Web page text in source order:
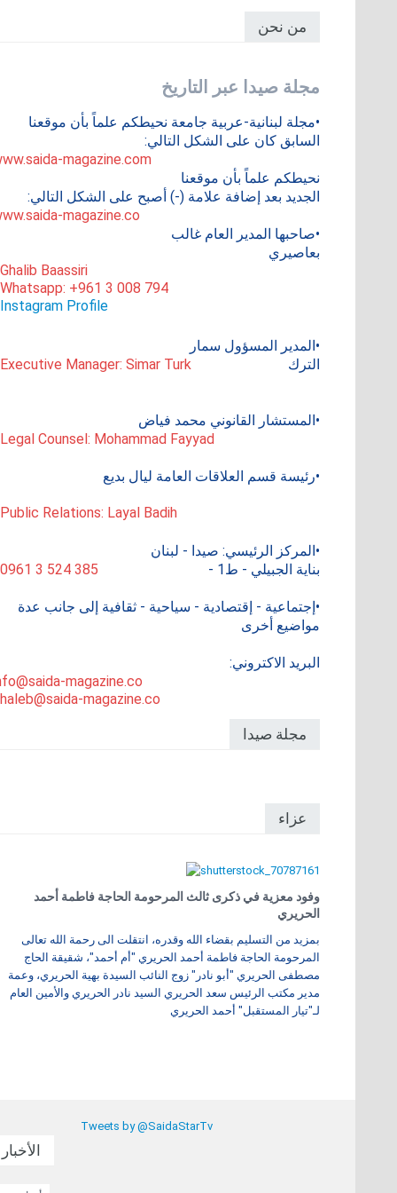
من نحن
مجلة صيدا عبر التاريخ
•مجلة لبنانية-عربية جامعة نحيطكم علماً بأن موقعنا
السابق كان على الشكل التالي:
magazine.com
نحيطكم علماً بأن موقعنا
الجديد بعد إضافة علامة (-) أصبح على الشكل التالي:
magazine.co
•صاحبها المدير العام غالب
بعاصيري
Ghalib Baassiri
Whatsapp: +961 3 008 794
Instagram Profile
•المدير المسؤول سمار
الترك
Executive Manager: Simar Turk
•المستشار القانوني محمد فياض
Legal Counsel: Mohammad Fayyad
•رئيسة قسم العلاقات العامة ليال بديع
Public Relations: Layal Badih
•المركز الرئيسي: صيدا - لبنان
بناية الجبيلي - ط1 -
3 524 385
•إجتماعية - إقتصادية - سياحية - ثقافية إلى جانب عدة
مواضيع أخرى
البريد الاكتروني:
magazine.co
magazine.co
مجلة صيدا
عزاء
وفود معزية في ذكرى ثالث المرحومة الحاجة فاطمة أحمد
الحريري
بمزيد من التسليم بقضاء الله وقدره، انتقلت الى رحمة الله تعالى
المرحومة الحاجة فاطمة أحمد الحريري "أم أحمد"، شقيقة الحاج
مصطفى الحريري "أبو نادر" زوج النائب السيدة بهية الحريري، وعمة
مدير مكتب الرئيس سعد الحريري السيد نادر الحريري والأمين العام
لـ"تيار المستقبل" أحمد الحريري
Tweets by @SaidaStarTv